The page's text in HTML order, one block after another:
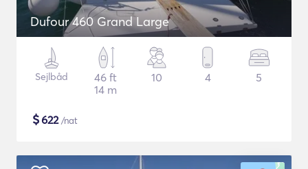
Dufour 460 Grand Large
Sejlbåd
46 ft
14 m
10 4 5
$622/nat